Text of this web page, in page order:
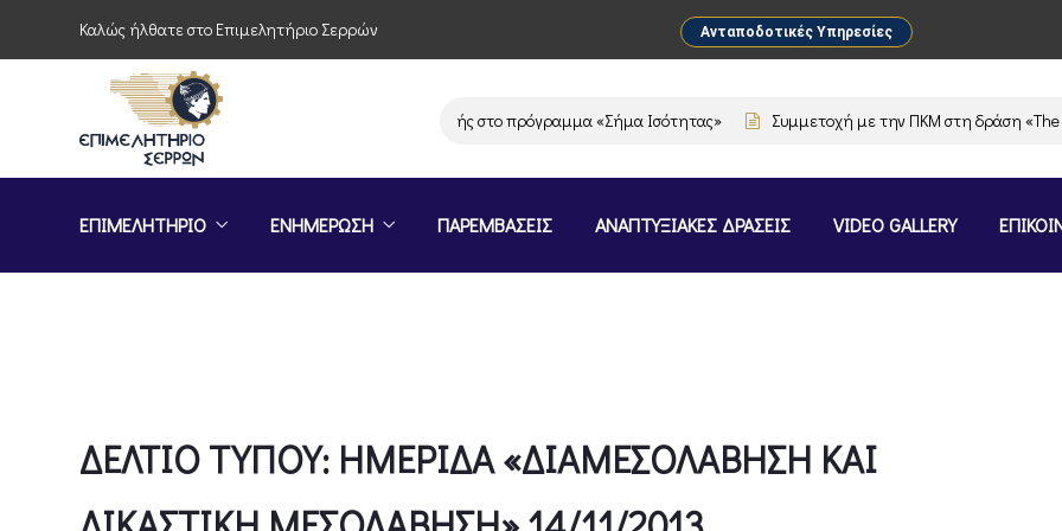
Καλώς ήλθατε στο Επιμελητήριο Σερρών Ανταποδοτικές Υπηρεσίες
Πρόσκληση συμμετοχής στο πρόγραμμα «Σήμα Ισότητας» Συμμετοχή με την ΠΚΜ στη δράση «The Flavours
ΕΠΙΜΕΛΗΤΗΡΙΟ ΕΝΗΜΕΡΩΣΗ ΠΑΡΕΜΒΑΣΕΙΣ ΑΝΑΠΤΥΞΙΑΚΕΣ ΔΡΑΣΕΙΣ VIDEO GALLERY
ΔΕΛΤΙΟ ΤΥΠΟΥ: ΗΜΕΡΙΔΑ «ΔΙΑΜΕΣΟΛΑΒΗΣΗ ΚΑΙ